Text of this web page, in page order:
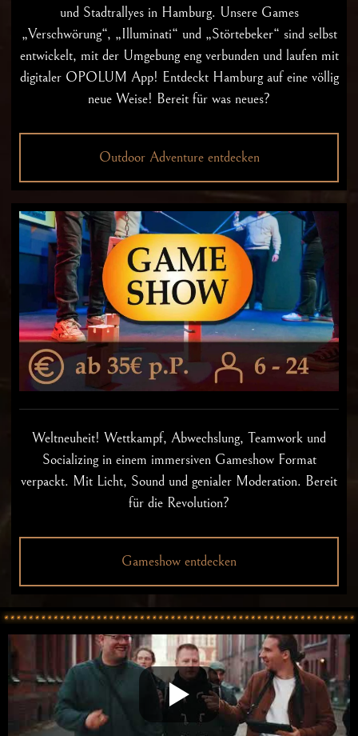
und Stadtrallyes in Hamburg. Unsere Games
„Verschwörung“, „Illuminati“ und „Störtebeker“ sind selbst
entwickelt, mit der Umgebung eng verbunden und laufen mit
digitaler OPOLUM App! Entdeckt Hamburg auf eine völlig
neue Weise! Bereit für was neues?
Outdoor Adventure entdecken
Weltneuheit! Wettkampf, Abwechslung, Teamwork und
Socializing in einem immersiven Gameshow Format
verpackt. Mit Licht, Sound und genialer Moderation. Bereit
für die Revolution?
Gameshow entdecken